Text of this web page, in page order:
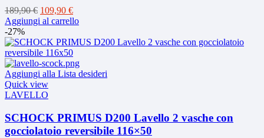
189,90€ Il
prezzo
era:
189,90 €.
109,90 €Il
prezzo
è:
109,90 €.
Aggiungi al carrello
-27%
Aggiungi alla Lista desideri
Quick view
LAVELLO
SCHOCK PRIMUS D200 Lavello 2 vasche con
gocciolatoio reversibile 116×50